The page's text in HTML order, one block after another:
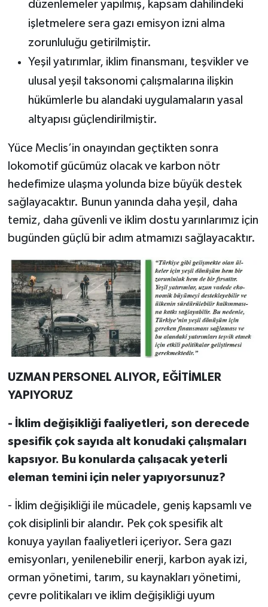
düzenlemeler yapılmış, kapsam dahilindeki
işletmelere sera gazı emisyon izni alma
zorunluluğu getirilmiştir.
Yeşil yatırımlar, iklim finansmanı, teşvikler ve
ulusal yeşil taksonomi çalışmalarına ilişkin
hükümlerle bu alandaki uygulamaların yasal
altyapısı güçlendirilmiştir.
Yüce Meclis’in onayından geçtikten sonra
lokomotif gücümüz olacak ve karbon nötr
hedefimize ulaşma yolunda bize büyük destek
sağlayacaktır. Bunun yanında daha yeşil, daha
temiz, daha güvenli ve iklim dostu yarınlarımız için
bugünden güçlü bir adım atmamızı sağlayacaktır.
UZMAN PERSONEL ALIYOR, EĞİTİMLER
YAPIYORUZ
- İklim değişikliği faaliyetleri, son derecede
spesifik çok sayıda alt konudaki çalışmaları
kapsıyor. Bu konularda çalışacak yeterli
eleman temini için neler yapıyorsunuz?
- İklim değişikliği ile mücadele, geniş kapsamlı ve
çok disiplinli bir alandır. Pek çok spesifik alt
konuya yayılan faaliyetleri içeriyor. Sera gazı
emisyonları, yenilenebilir enerji, karbon ayak izi,
orman yönetimi, tarım, su kaynakları yönetimi,
çevre politikaları ve iklim değişikliği uyum